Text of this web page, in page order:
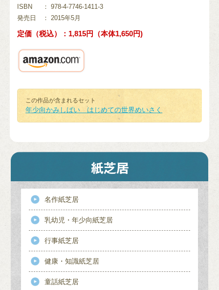
ISBN
： 978-4-7746-1411-3
発売日
： 2015年5月
定価（税込）：1,815円（本体1,650円)
この作品が含まれるセット
年少向かみしばい はじめての世界めいさく
名作紙芝居
乳幼児・年少向紙芝居
行事紙芝居
健康・知識紙芝居
童話紙芝居